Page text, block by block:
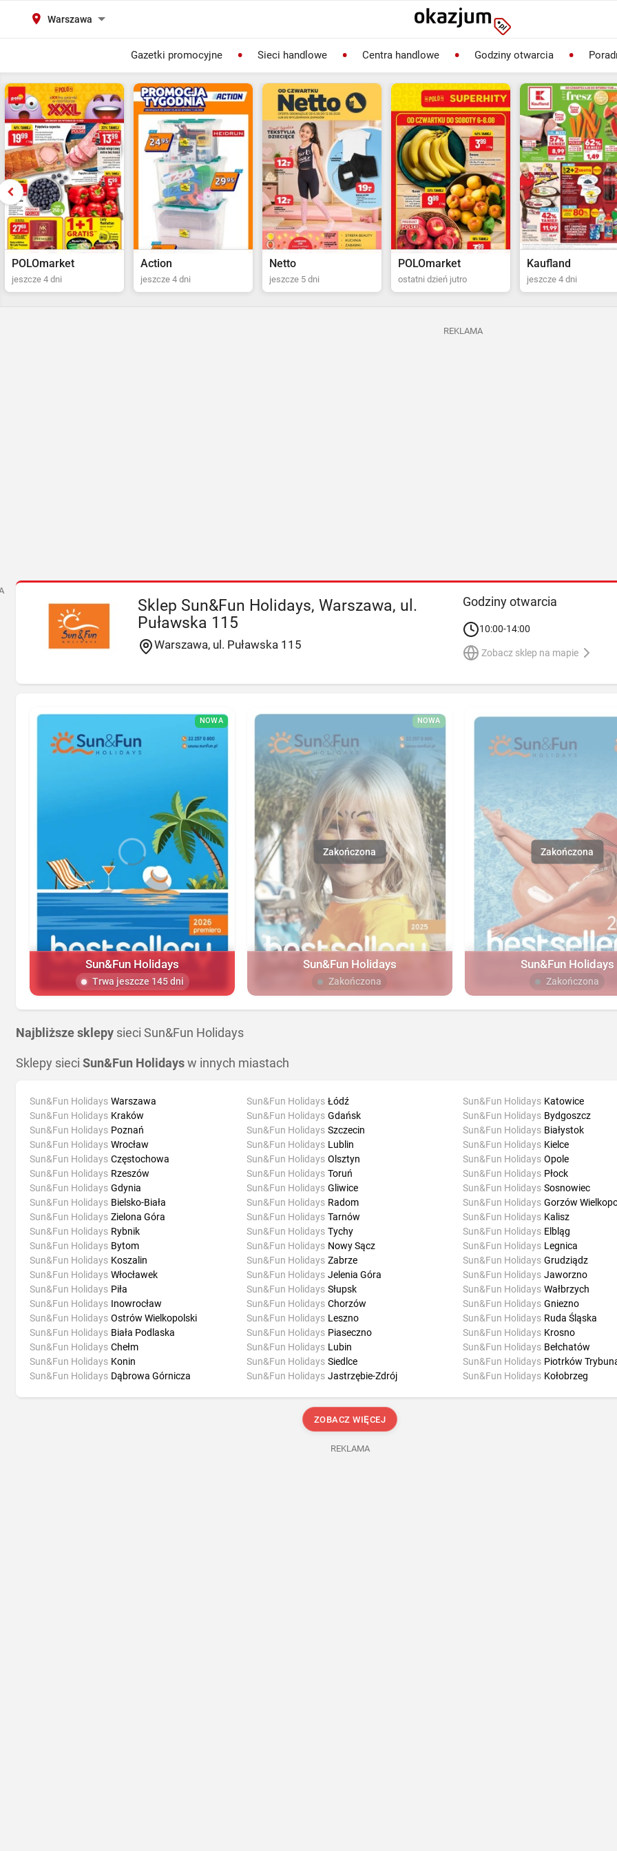
Warszawa
Gazetki promocyjne Sieci handlowe Centra handlowe Godziny otwarcia
Action
jeszcze 4 dni
Netto
jeszcze 5 dni
POLOmarket
ostatni dzień jutro
Kaufland
jeszcze 4 dni
Biedronka
ostatni dzień jutro
REKLAMA
Sklep Sun&Fun Holidays, Warszawa, ul.
Puławska 115
Warszawa, ul. Puławska 115
Godziny otwarcia
10:00-14:00
Zobacz sklep na mapie
NOWA
Sun&Fun Holidays
Trwa jeszcze 145 dni
NOWA
Sun&Fun Holidays
Zakończona
Sun&Fun Holidays
Zakończona
Najbliższe sklepy sieci Sun&Fun Holidays
Sklepy sieci Sun&Fun Holidays w innych miastach
Sun&Fun Holidays Warszawa
Sun&Fun Holidays Kraków
Sun&Fun Holidays Poznań
Sun&Fun Holidays Wrocław
Sun&Fun Holidays Łódź
Sun&Fun Holidays Gdańsk
Sun&Fun Holidays Szczecin
Sun&Fun Holidays Lublin
Sun&Fun Holidays Katowice
Sun&Fun Holidays Bydgoszcz
Sun&Fun Holidays Białystok
Sun&Fun Holidays Kielce
Sun&Fun Holidays Częstochowa
Sun&Fun Holidays Rzeszów
Sun&Fun Holidays Gdynia
Sun&Fun Holidays Bielsko-Biała
Sun&Fun Holidays Olsztyn
Sun&Fun Holidays Toruń
Sun&Fun Holidays Gliwice
Sun&Fun Holidays Radom
Sun&Fun Holidays Opole
Sun&Fun Holidays Płock
Sun&Fun Holidays Sosnowiec
Sun&Fun Holidays Gorzów
Sun&Fun Holidays Zielona Góra
Sun&Fun Holidays Rybnik
Sun&Fun Holidays Bytom
Sun&Fun Holidays Koszalin
Sun&Fun Holidays Tarnów
Sun&Fun Holidays Tychy
Sun&Fun Holidays Nowy Sącz
Sun&Fun Holidays Zabrze
Sun&Fun Holidays Kalisz
Sun&Fun Holidays Elbląg
Sun&Fun Holidays Legnica
Sun&Fun Holidays Grudziądz
Sun&Fun Holidays Włocławek
Sun&Fun Holidays Piła
Sun&Fun Holidays Inowrocław
Sun&Fun Holidays Ostrów Wielkopolski
Sun&Fun Holidays Jelenia Góra
Sun&Fun Holidays Słupsk
Sun&Fun Holidays Chorzów
Sun&Fun Holidays Leszno
Sun&Fun Holidays Jaworzno
Sun&Fun Holidays Wałbrzych
Sun&Fun Holidays Gniezno
Sun&Fun Holidays Ruda Śląska
Sun&Fun Holidays Biała Podlaska
Sun&Fun Holidays Chełm
Sun&Fun Holidays Konin
Sun&Fun Holidays Dąbrowa Górnicza
Sun&Fun Holidays Piaseczno
Sun&Fun Holidays Lubin
Sun&Fun Holidays Siedlce
Sun&Fun Holidays Jastrzębie-Zdrój
Sun&Fun Holidays Krosno
Sun&Fun Holidays Bełchatów
Sun&Fun Holidays Piotrków
Sun&Fun Holidays Kołobrzeg
ZOBACZ WIĘCEJ
REKLAMA